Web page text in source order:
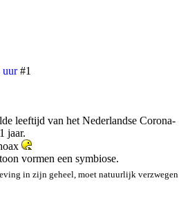
uur #1
leeftijd van het Nederlandse Corona-
jaar.
vormen een symbiose.
in zijn geheel, moet natuurlijk verzwegen